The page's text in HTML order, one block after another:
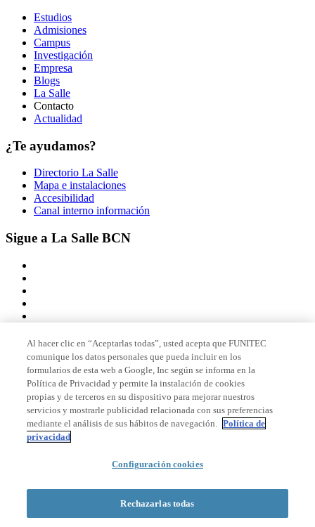
Estudios
Admisiones
Campus
Investigación
Empresa
Blogs
La Salle
Contacto
Actualidad
¿Te ayudamos?
Directorio La Salle
Mapa e instalaciones
Accesibilidad
Canal interno información
Sigue a La Salle BCN
Miembro de
Acreditaciones
© 2026 La Salle Campus Barcelona - URL |
Formulario de búsqueda
Al hacer clic en “Aceptarlas todas”, usted acepta que FUNITEC
comunique los datos personales que pueda incluir en los
formularios de esta web a Google, Inc según se informa en la
Política de Privacidad y permite la instalación de cookies
propias y de terceros en su dispositivo para mejorar nuestros
servicios y mostrarle publicidad relacionada con sus preferencias
mediante el análisis de sus hábitos de navegación. Política de
privacidad
Configuración cookies
Rechazarlas todas